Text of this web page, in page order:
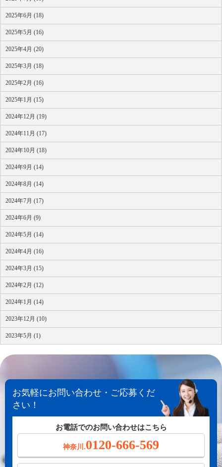
2025年6月 (18)
2025年5月 (16)
2025年4月 (20)
2025年3月 (18)
2025年2月 (16)
2025年1月 (15)
2024年12月 (19)
2024年11月 (17)
2024年10月 (18)
2024年9月 (14)
2024年8月 (14)
2024年7月 (17)
2024年6月 (9)
2024年5月 (14)
2024年4月 (16)
2024年3月 (15)
2024年2月 (12)
2024年1月 (14)
2023年12月 (10)
2023年5月 (1)
お気軽にお問い合わせ・ご応募くだ
さい！
お電話でのお問い合わせはこちら
神奈川.0120-666-569